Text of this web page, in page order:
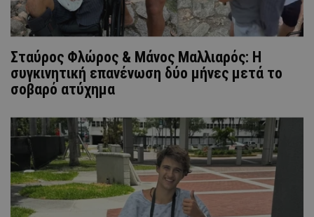
Σταύρος Φλώρος & Μάνος Μαλλιαρός: Η
συγκινητική επανένωση δύο μήνες μετά το
σοβαρό ατύχημα